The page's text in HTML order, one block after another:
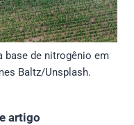
base de nitrogênio em
Baltz/Unsplash.
artigo